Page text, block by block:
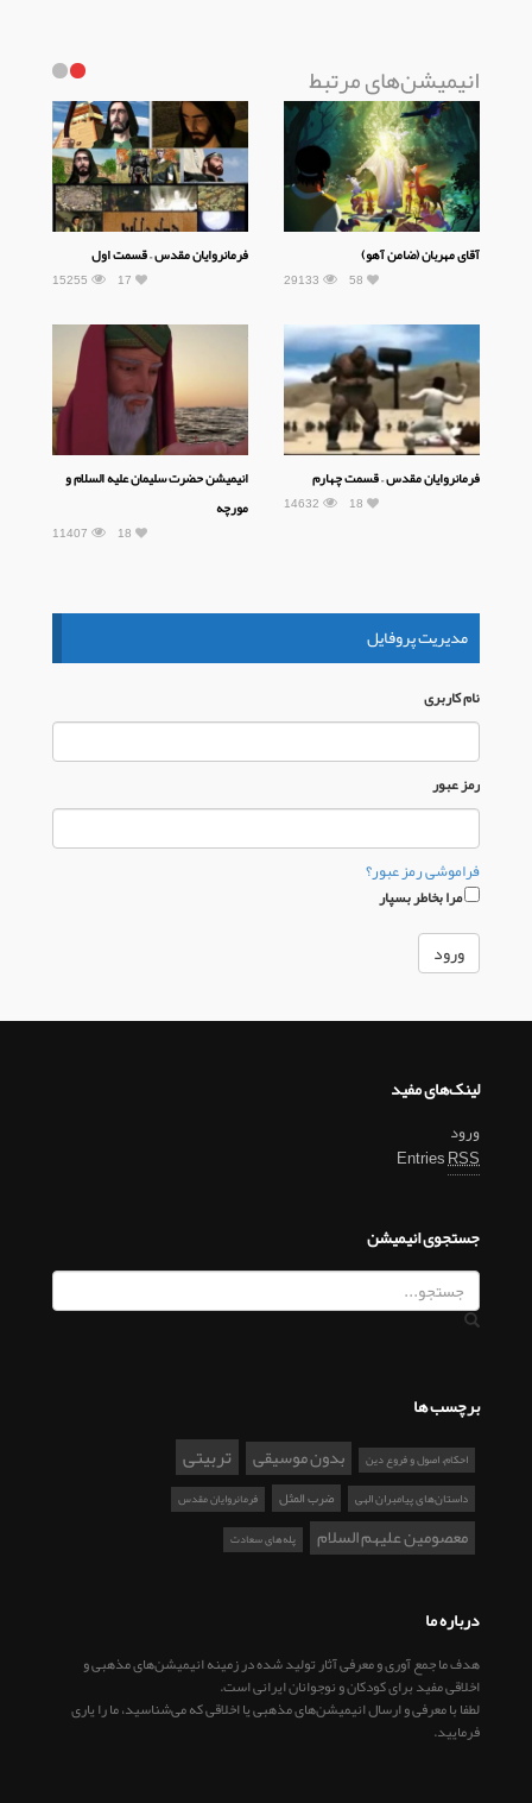
انیمیشن‌های مرتبط
آقای مهربان (ضامن آهو)
29133 58
فرمانروایان مقدس – قسمت اول
15255 17
فرمانروایان مقدس – قسمت چهارم
14632 18
انیمیشن حضرت سلیمان علیه السلام و
مورچه
11407 18
مدیریت پروفایل
نام كاربری
رمز عبور
فراموشی رمز عبور؟
مرا بخاطر بسپار
لینک‌های مفید
ورود
EntriesRSS
جستجوی انیمیشن
برچسب ها
احکام، اصول و فروع دین بدون موسیقی تربیتی
داستان‌های پیامبران الهی ضرب المثل فرمانروایان مقدس
معصومین علیهم السلام پله‌های سعادت
درباره ما
هدف ما جمع آوری و معرفی آثار تولید شده در زمینه انیمیشن‌های مذهبی و
اخلاقی مفید برای کودکان و نوجوانان ایرانی است.
لطفا با معرفی و ارسال انیمیشن‌های مذهبی یا اخلاقی که می‌شناسید، ما را یاری
فرمایید.